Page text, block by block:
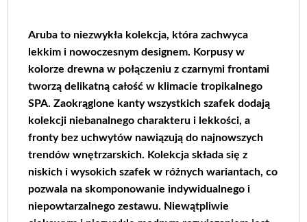
Aruba to niezwykła kolekcja, która zachwyca
lekkim i nowoczesnym designem. Korpusy w
kolorze drewna w połączeniu z czarnymi frontami
tworzą delikatną całość w klimacie tropikalnego
SPA. Zaokrąglone kanty wszystkich szafek dodają
kolekcji niebanalnego charakteru i lekkości, a
fronty bez uchwytów nawiązują do najnowszych
trendów wnętrzarskich. Kolekcja składa się z
niskich i wysokich szafek w różnych wariantach, co
pozwala na skomponowanie indywidualnego i
niepowtarzalnego zestawu. Niewątpliwie